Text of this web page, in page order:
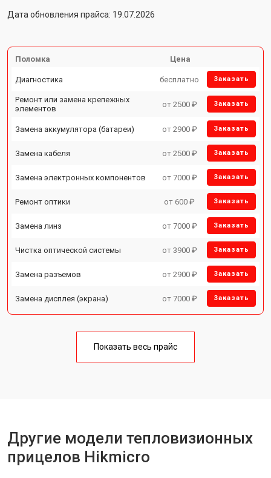
Дата обновления прайса: 19.07.2026
Поломка Цена
Диагностика бесплатно Заказать
Ремонт или замена крепежных
элементов
от 2500 ₽ Заказать
Замена аккумулятора (батареи) от 2900 ₽ Заказать
Замена кабеля от 2500 ₽ Заказать
Замена электронных компонентов от 7000 ₽ Заказать
Ремонт оптики от 600 ₽ Заказать
Замена линз от 7000 ₽ Заказать
Чистка оптической системы от 3900 ₽ Заказать
Замена разъемов от 2900 ₽ Заказать
Замена дисплея (экрана) от 7000 ₽ Заказать
Показать весь прайс
Другие модели тепловизионных
прицелов Hikmicro